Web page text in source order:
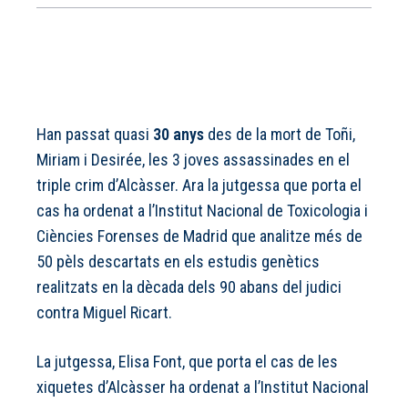
Han passat quasi 30 anys des de la mort de Toñi,
Miriam i Desirée, les 3 joves assassinades en el
triple crim d’Alcàsser. Ara la jutgessa que porta el
cas ha ordenat a l’Institut Nacional de Toxicologia i
Ciències Forenses de Madrid que analitze més de
50 pèls descartats en els estudis genètics
realitzats en la dècada dels 90 abans del judici
contra Miguel Ricart.
La jutgessa, Elisa Font, que porta el cas de les
xiquetes d’Alcàsser ha ordenat a l’Institut Nacional